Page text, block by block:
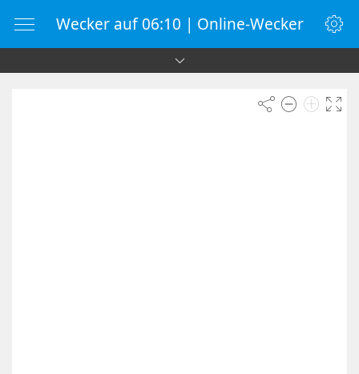
Wecker auf 06:10 | Online-Wecker